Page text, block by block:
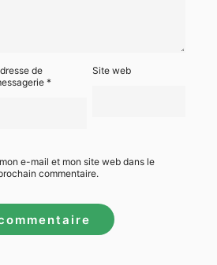
de
*
Site web
e-mail et mon site web dans le
commentaire.